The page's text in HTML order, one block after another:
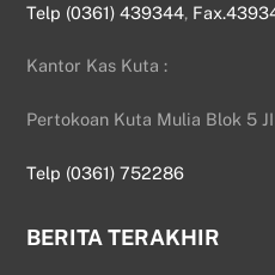
Telp (0361) 439344,
Kantor Kas Kuta :
Pertokoan Kuta Mulia Blok 5
Telp (0361) 752286
BERITA TERAKHIR